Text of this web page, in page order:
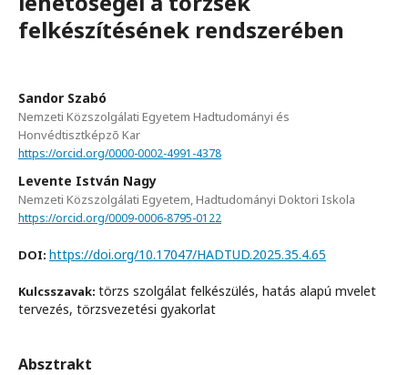
felkészítésének rendszerében
Sandor Szabó
Nemzeti Közszolgálati Egyetem Hadtudományi és
Honvédtisztképzõ Kar
https://orcid.org/0000-0002-4991-4378
Levente István Nagy
Nemzeti Közszolgálati Egyetem, Hadtudományi Doktori Iskola
https://orcid.org/0009-0006-8795-0122
DOI: https://doi.org/10.17047/HADTUD.2025.35.4.65
Kulcsszavak: törzs szolgálat felkészülés, hatás alapú mvelet
tervezés, törzsvezetési gyakorlat
Absztrakt